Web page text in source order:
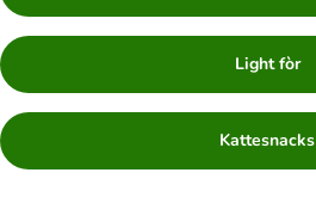
Light fòr
Kattesnacks